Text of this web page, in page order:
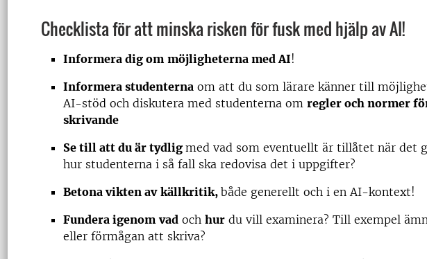
Checklista för att minska risken för fusk med hjälp av AI!
Informera dig om möjligheterna med AI!
Informera studenterna om att du som lärare känner till
AI-stöd och diskutera med studenterna om regler och normer
skrivande
Se till att du är tydlig med vad som eventuellt är tillåtet när det
hur studenterna i så fall ska redovisa det i uppgifter?
Betona vikten av källkritik, både generellt och i en AI-kontext!
Fundera igenom vad och hur du vill examinera? Till exempel
eller förmågan att skriva?